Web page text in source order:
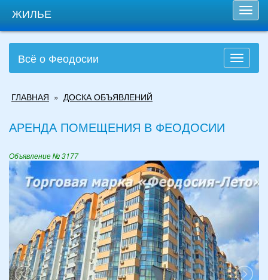
ЖИЛЬЕ
Toggle
Всё о Феодосии
здесь
ГЛАВНАЯ » ДОСКА ОБЪЯВЛЕНИЙ
АРЕНДА ПОМЕЩЕНИЯ В ФЕОДОСИИ
Объявление № 3177